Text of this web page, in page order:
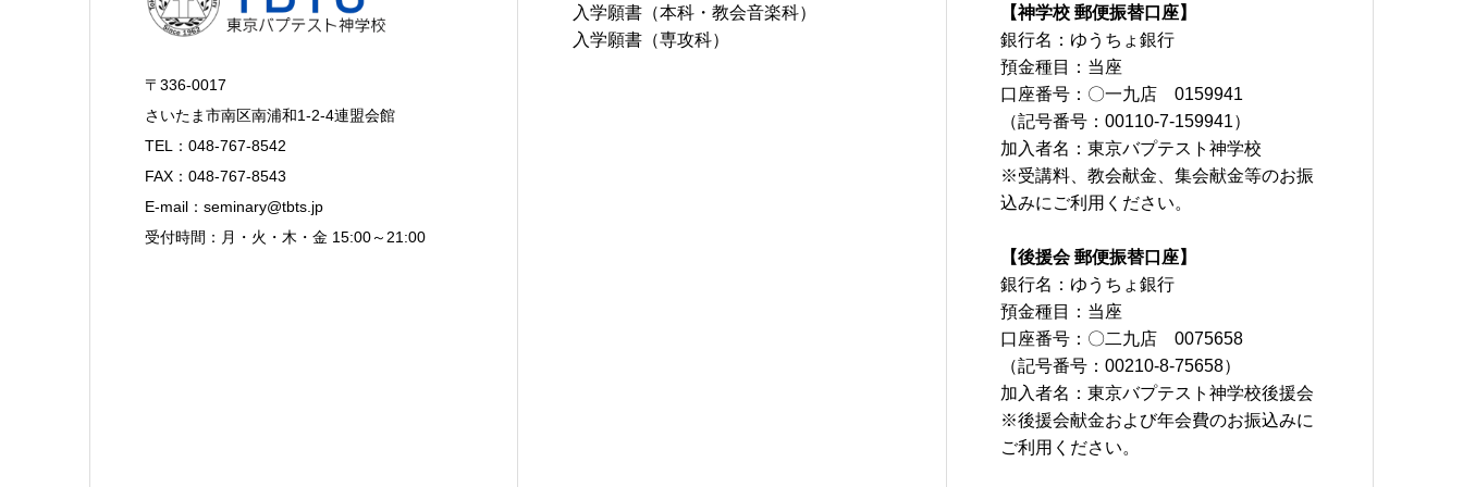
〒336-0017
さいたま市南区南浦和1-2-4連盟会館
TEL：048-767-8542
FAX：048-767-8543
E-mail：seminary@tbts.jp
受付時間：月・火・木・金 15:00～21:00
入学願書（本科・教会音楽科）
入学願書（専攻科）
【神学校 郵便振替口座】
銀行名：ゆうちょ銀行
預金種目：当座
口座番号：〇一九店 0159941
（記号番号：00110-7-159941）
加入者名：東京バプテスト神学校
※受講料、教会献金、集会献金等のお振
込みにご利用ください。
【後援会 郵便振替口座】
銀行名：ゆうちょ銀行
預金種目：当座
口座番号：〇二九店 0075658
（記号番号：00210-8-75658）
加入者名：東京バプテスト神学校後援会
※後援会献金および年会費のお振込みに
ご利用ください。